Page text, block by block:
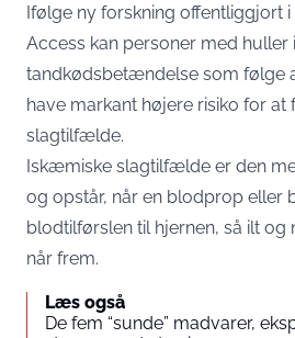
Ifølge ny forskning offentliggjort
Access kan personer med
tandkødsbetændelse som følge
have markant højere risiko for at
slagtilfælde.
Iskæmiske slagtilfælde er den
og opstår, når en blodprop eller
blodtilførslen til hjernen, så ilt
når frem.
Læs også
De fem “sunde” madvarer,